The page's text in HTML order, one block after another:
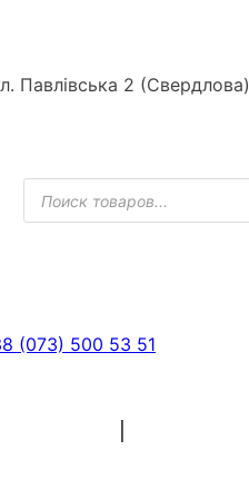
Павлівська 2 (Свердлова)
Пошук
товарів
(073) 500 53 51